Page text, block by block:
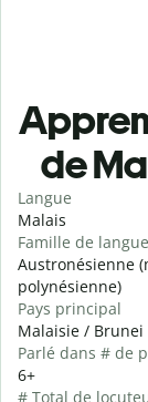
de
Langue
Malais
Famille de
Austronésienne
polynésienne)
Pays principal
Malaisie / Brunei
Parlé dans # de
6+
# Total de